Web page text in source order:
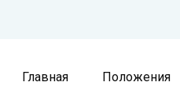
Главная Положения